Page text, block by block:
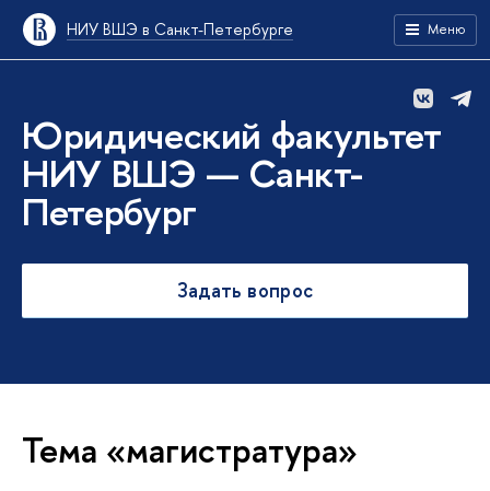
НИУ ВШЭ в Санкт-Петербурге Меню
Юридический факультет
НИУ ВШЭ — Санкт-
Петербург
Задать вопрос
Тема «магистратура»